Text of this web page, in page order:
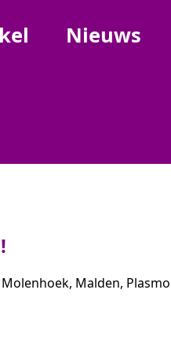
Nieuws
Malden,